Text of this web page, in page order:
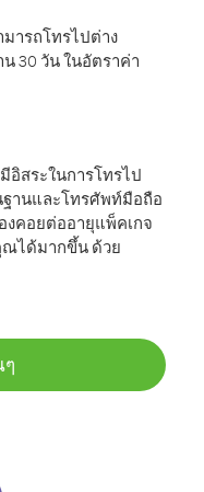
ารถโทรไปต่าง
30 วัน ในอัตราค่า
สระในการโทรไป
านและโทรศัพท์มือถือ
คอยต่ออายุแพ็คเกจ
ได้มากขึ้น ด้วย